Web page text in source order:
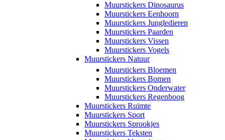
Muurstickers Dinosaurus
Muurstickers Eenhoorn
Muurstickers Jungledieren
Muurstickers Paarden
Muurstickers Vissen
Muurstickers Vogels
Muurstickers Natuur
Muurstickers Bloemen
Muurstickers Bomen
Muurstickers Onderwater
Muurstickers Regenboog
Muurstickers Ruimte
Muurstickers Sport
Muurstickers Sprookjes
Muurstickers Teksten